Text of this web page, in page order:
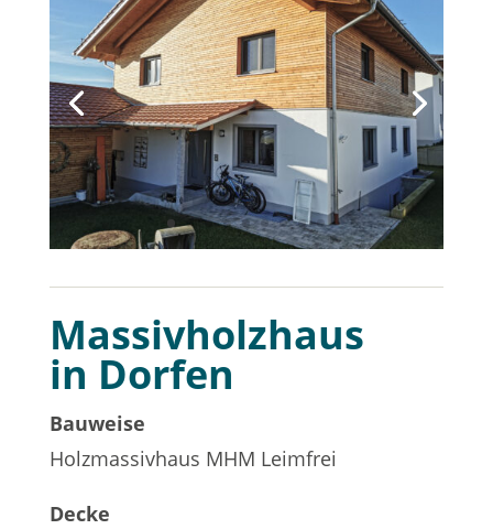
Massivholzhaus
in Dorfen
Bauweise
Holzmassivhaus MHM Leimfrei
Decke